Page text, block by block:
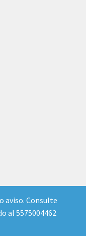
aviso. Consulte
al 5575004462
mochilas,